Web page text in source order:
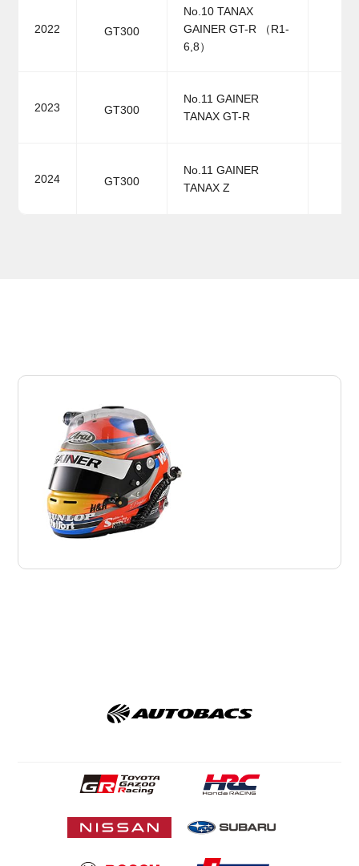
2022 GT300
No.10 TANAX
GAINER GT-R （R1-
6,8）
2023 GT300
No.11 GAINER
TANAX GT-R
2024 GT300
No.11 GAINER
TANAX Z